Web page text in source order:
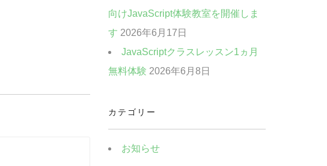
向けJavaScript体験教室を開催しま
す 2026年6月17日
JavaScriptクラスレッスン1ヵ月
無料体験 2026年6月8日
カテゴリー
お知らせ